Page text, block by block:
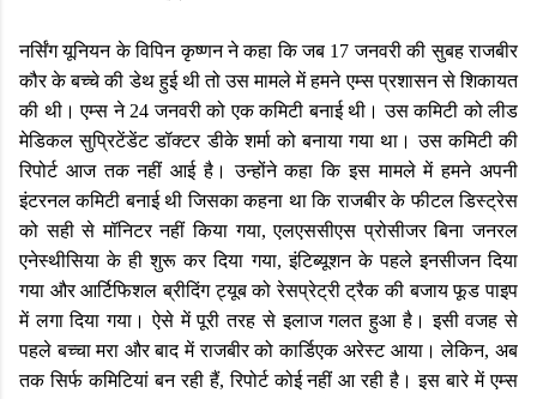
नर्सिंग यूनियन के विपिन कृष्णन ने कहा कि जब 17 जनवरी की सुबह राजबीर
कौर के बच्चे की डेथ हुई थी तो उस मामले में हमने एम्स प्रशासन से शिकायत
की थी। एम्स ने 24 जनवरी को एक कमिटी बनाई थी। उस कमिटी को लीड
मेडिकल सुप्रिटेंडेंट डॉक्टर डीके शर्मा को बनाया गया था। उस कमिटी की
रिपोर्ट आज तक नहीं आई है। उन्होंने कहा कि इस मामले में हमने अपनी
इंटरनल कमिटी बनाई थी जिसका कहना था कि राजबीर के फीटल डिस्ट्रेस
को सही से मॉनिटर नहीं किया गया, एलएससीएस प्रोसीजर बिना जनरल
एनेस्थीसिया के ही शुरू कर दिया गया, इंटिब्यूशन के पहले इनसीजन दिया
गया और आर्टिफिशल ब्रीदिंग ट्यूब को रेसप्रेट्री ट्रैक की बजाय फूड पाइप
में लगा दिया गया। ऐसे में पूरी तरह से इलाज गलत हुआ है। इसी वजह से
पहले बच्चा मरा और बाद में राजबीर को कार्डिएक अरेस्ट आया। लेकिन, अब
तक सिर्फ कमिटियां बन रही हैं, रिपोर्ट कोई नहीं आ रही है। इस बारे में एम्स